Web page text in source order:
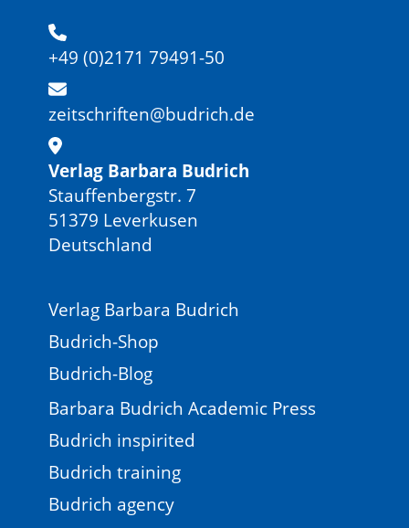
+49 (0)2171 79491-50
zeitschriften@budrich.de
Verlag Barbara Budrich
Stauffenbergstr. 7
51379 Leverkusen
Deutschland
Verlag Barbara Budrich
Budrich-Shop
Budrich-Blog
Barbara Budrich Academic Press
Budrich inspirited
Budrich training
Budrich agency